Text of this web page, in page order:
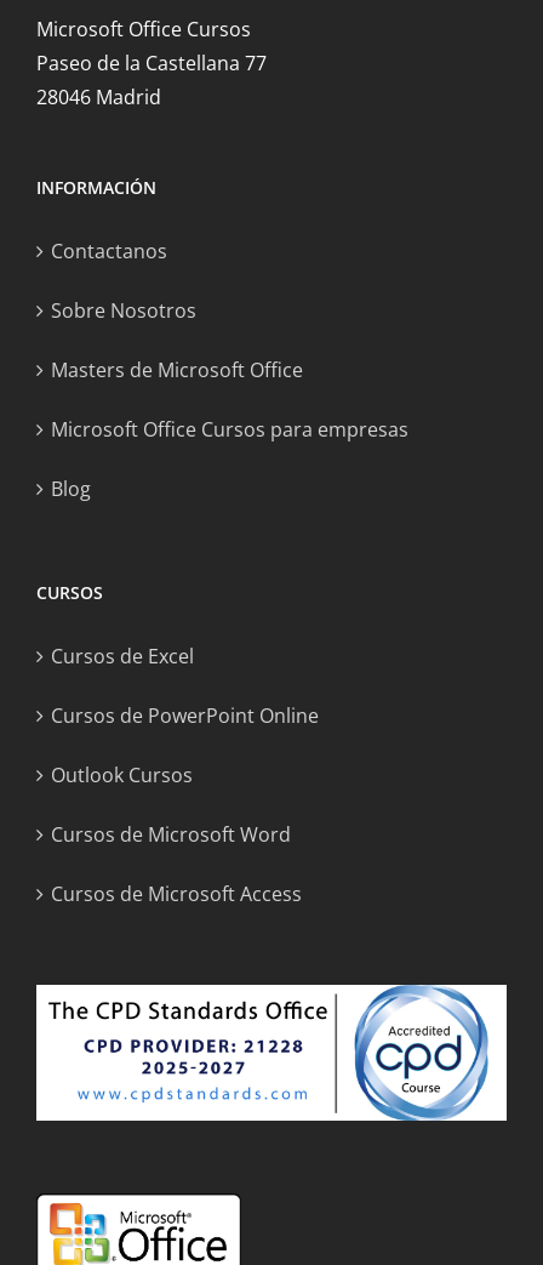
Microsoft Office Cursos
Paseo de la Castellana 77
28046 Madrid
INFORMACIÓN
Contactanos
Sobre Nosotros
Masters de Microsoft Office
Microsoft Office Cursos para empresas
Blog
CURSOS
Cursos de Excel
Cursos de PowerPoint Online
Outlook Cursos
Cursos de Microsoft Word
Cursos de Microsoft Access